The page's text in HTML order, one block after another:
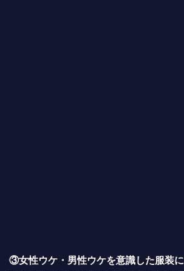
③女性ウケ・男性ウケを意識した服装に